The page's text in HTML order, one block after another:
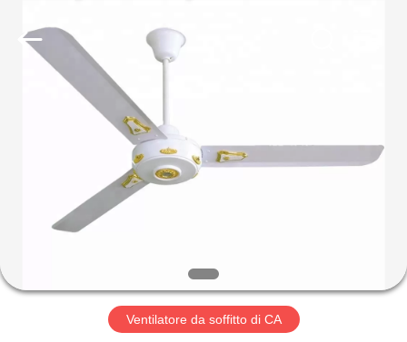
PRODOTTI
CIRCA
GIRO
Commerce
Ventilatore da soffitto di CA